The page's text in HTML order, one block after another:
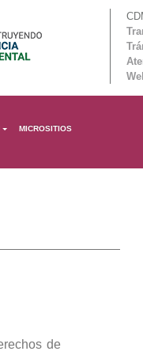
MICROSITIOS
de